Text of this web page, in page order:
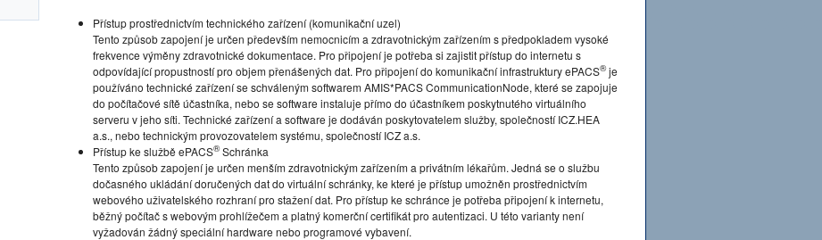
Přístup prostřednictvím technického zařízení (komunikační uzel)
Tento způsob zapojení je určen především nemocnicím a zdravotnickým zařízením s předpokladem vysoké
frekvence výměny zdravotnické dokumentace. Pro připojení je potřeba si zajistit přístup do internetu s
odpovídající propustností pro objem přenášených dat. Pro připojení do komunikační infrastruktury ePACS®je
používáno technické zařízení se schváleným softwarem AMIS*PACS CommunicationNode, které se zapojuje
do počítačové sítě účastníka, nebo se software instaluje přímo do účastníkem poskytnutého virtuálního
serveru v jeho síti. Technické zařízení a software je dodáván poskytovatelem služby, společností ICZ.HEA
a.s., nebo technickým provozovatelem systému, společností ICZ a.s.
Přístup ke službě ePACS®Schránka
Tento způsob zapojení je určen menším zdravotnickým zařízením a privátním lékařům. Jedná se o službu
dočasného ukládání doručených dat do virtuální schránky, ke které je přístup umožněn prostřednictvím
webového uživatelského rozhraní pro stažení dat. Pro přístup ke schránce je potřeba připojení k internetu,
běžný počítač s webovým prohlížečem a platný komerční certifikát pro autentizaci. U této varianty není
vyžadován žádný speciální hardware nebo programové vybavení.